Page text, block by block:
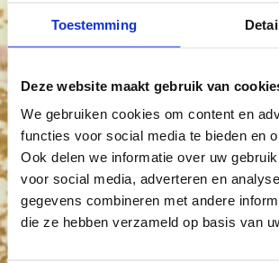
Toestemming
Deze website maakt gebruik van
We gebruiken cookies om content en
functies voor social media te bieden en
Ook delen we informatie over uw
voor social media, adverteren en
gegevens combineren met andere
die ze hebben verzameld op basis van